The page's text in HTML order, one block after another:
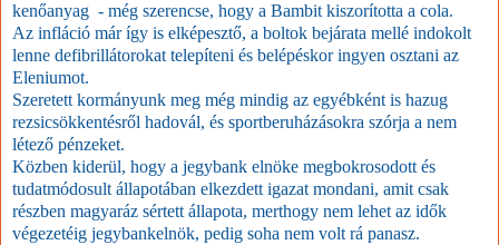
kenőanyag - még szerencse, hogy a Bambit kiszorította a cola.
Az infláció már így is elképesztő, a boltok bejárata mellé indokolt
lenne defibrillátorokat telepíteni és belépéskor ingyen osztani az
Eleniumot.
Szeretett kormányunk meg még mindig az egyébként is hazug
rezsicsökkentésről hadovál, és sportberuházásokra szórja a nem
létező pénzeket.
Közben kiderül, hogy a jegybank elnöke megbokrosodott és
tudatmódosult állapotában elkezdett igazat mondani, amit csak
részben magyaráz sértett állapota, merthogy nem lehet az idők
végezetéig jegybankelnök, pedig soha nem volt rá panasz.